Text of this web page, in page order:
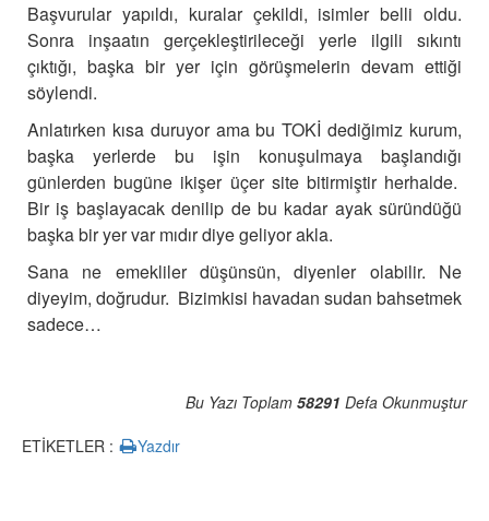
Başvurular yapıldı, kuralar çekildi, isimler belli oldu.
Sonra inşaatın gerçekleştirileceği yerle ilgili sıkıntı
çıktığı, başka bir yer için görüşmelerin devam ettiği
söylendi.
Anlatırken kısa duruyor ama bu TOKİ dediğimiz kurum,
başka yerlerde bu işin konuşulmaya başlandığı
günlerden bugüne ikişer üçer site bitirmiştir herhalde.
Bir iş başlayacak denilip de bu kadar ayak süründüğü
başka bir yer var mıdır diye geliyor akla.
Sana ne emekliler düşünsün, diyenler olabilir. Ne
diyeyim, doğrudur. Bizimkisi havadan sudan bahsetmek
sadece…
Bu Yazı Toplam 58291 Defa Okunmuştur
ETİKETLER :
Yazdır